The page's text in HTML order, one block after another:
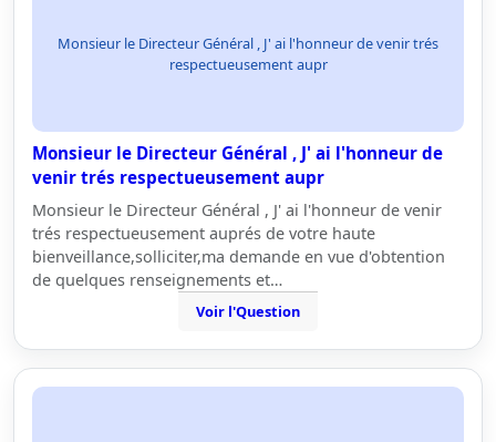
Monsieur le Directeur Général , J' ai l'honneur de venir trés
respectueusement aupr
Monsieur le Directeur Général , J' ai l'honneur de
venir trés respectueusement aupr
Monsieur le Directeur Général , J' ai l'honneur de venir
trés respectueusement auprés de votre haute
bienveillance,solliciter,ma demande en vue d'obtention
de quelques renseignements et…
Voir l'Question